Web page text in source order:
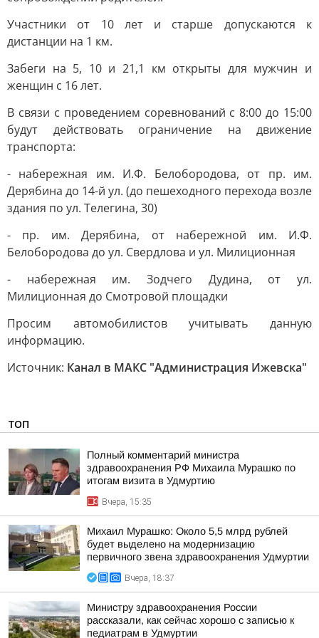
Участники от 10 лет и старше допускаются к
дистанции на 1 км.
Забеги на 5, 10 и 21,1 км открыты для мужчин и
женщин с 16 лет.
В связи с проведением соревнований с 8:00 до 15:00
будут действовать ограничение на движение
транспорта:
- набережная им. И.Ф. Белобородова, от пр. им.
Дерябина до 14-й ул. (до пешеходного перехода возле
здания по ул. Телегина, 30)
- пр. им. Дерябина, от набережной им. И.Ф.
Белобородова до ул. Свердлова и ул. Милиционная
- набережная им. Зодчего Дудина, от ул.
Милиционная до Смотровой площадки
Просим автомобилистов учитывать данную
информацию.
Источник: Канал в МАКС "Администрация Ижевска"
ТОП
Полный комментарий министра
здравоохранения РФ Михаила Мурашко по
итогам визита в Удмуртию
Вчера, 15:35
Михаил Мурашко: Около 5,5 млрд рублей
будет выделено на модернизацию
первичного звена здравоохранения Удмуртии
Вчера, 18:37
Министру здравоохранения России
рассказали, как сейчас хорошо с записью к
педиатрам в Удмуртии